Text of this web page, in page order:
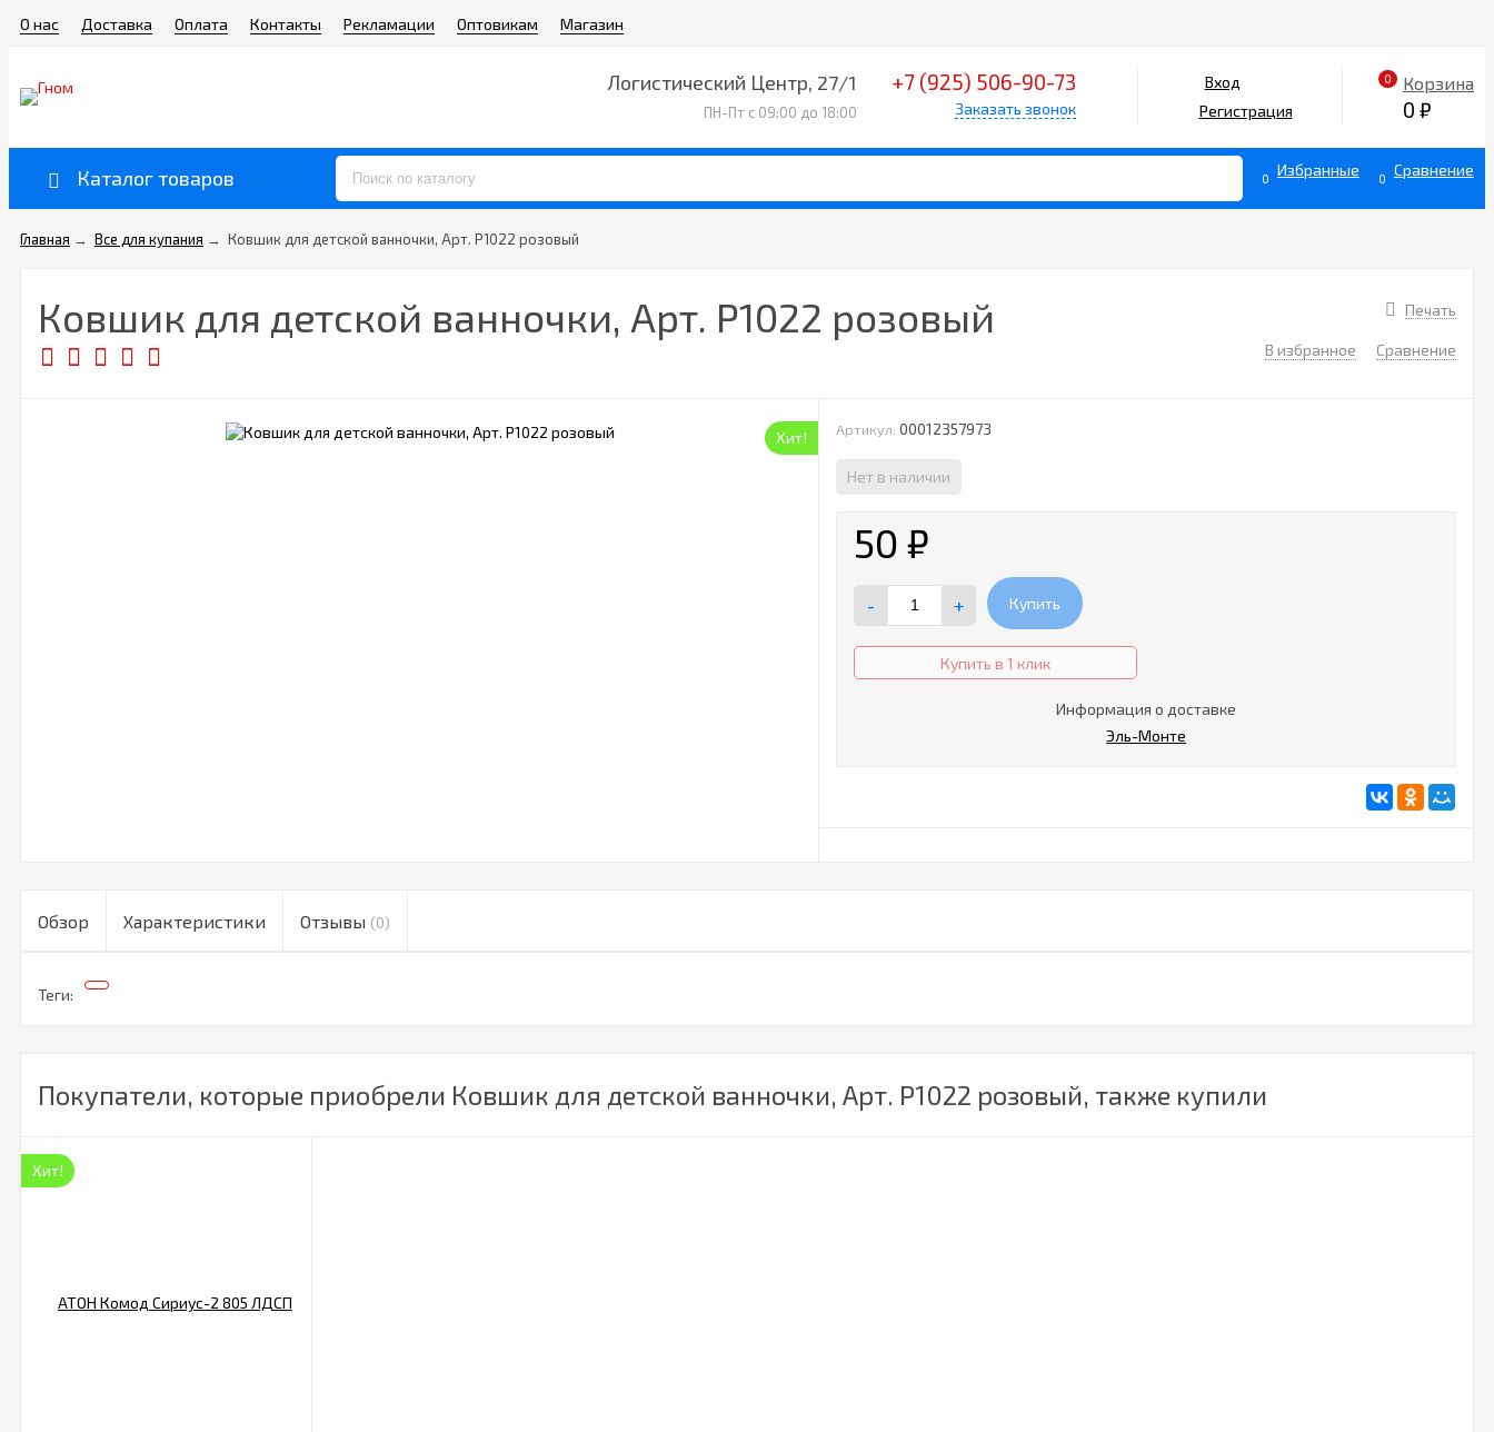
О нас Доставка Оплата Контакты Рекламации Оптовикам Магазин
Логистический Центр, 27/1
ПН-Пт с 09:00 до 18:00
+7 (925) 506-90-73
Заказать звонок
Вход
Регистрация
0 Корзина
0 ₽
Каталог товаров 0 Избранные 0 Сравнение
Главная → Все для купания → Ковшик для детской ванночки, Арт. Р1022 розовый
Печать
Ковшик для детской ванночки, Арт. Р1022 розовый
В избранное Сравнение
Хит! Артикул: 00012357973
Нет в наличии
50₽
- + Купить
Купить в 1 клик
Информация о доставке
Эль-Монте
Обзор Характеристики Отзывы (0)
Теги:
Покупатели, которые приобрели Ковшик для детской ванночки, Арт. Р1022 розовый, также купили
Хит!